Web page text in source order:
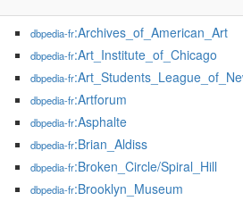
dbpedia-fr:Archives_of_American_Art
dbpedia-fr:Art_Institute_of_Chicago
dbpedia-fr
dbpedia-fr:Artforum
dbpedia-fr:Asphalte
dbpedia-fr:Brian_Aldiss
dbpedia-fr:Broken_Circle/Spiral_Hill
dbpedia-fr:Brooklyn_Museum